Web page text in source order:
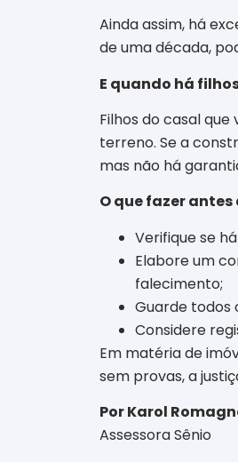
Ainda assim, há
de uma década,
E quando há
Filhos do casal
terreno. Se a
mas não há
O que fazer
Verifique se
Elabore um
falecimento;
Guarde todos
Considere
Em matéria de
sem provas, a
Por Karol
Assessora Sênio